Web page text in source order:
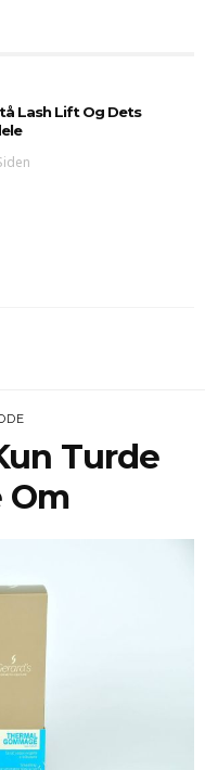
Lash Lift Og Dets
Turde
Om